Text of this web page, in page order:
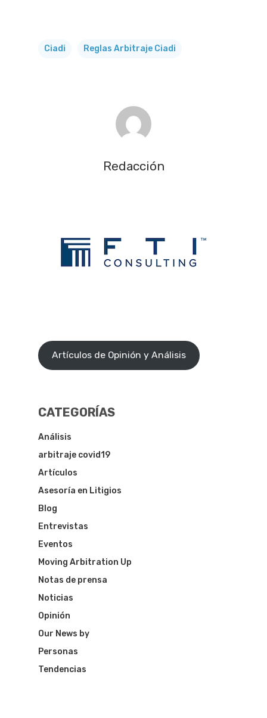
Ciadi Reglas Arbitraje Ciadi
Redacción
Artículos de Opinión y Análisis
CATEGORÍAS
Análisis
arbitraje covid19
Artículos
Asesoría en Litigios
Blog
Entrevistas
Eventos
Moving Arbitration Up
Notas de prensa
Noticias
Opinión
Our News by
Personas
Tendencias